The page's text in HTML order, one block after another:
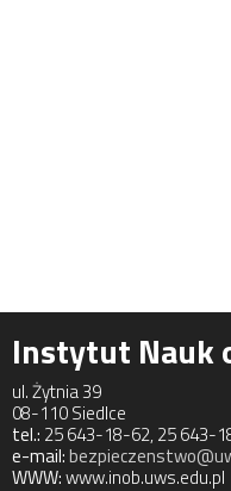
Instytut Nauk
ul. Żytnia 39
08-110 Siedlce
tel.: 25 643-18-62, 25 643-
e-mail:
WWW:www.inob.uws.edu.pl